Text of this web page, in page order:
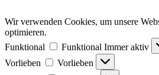
Wir verwenden Cookies, um unsere
optimieren.
Funktional
Funktional Immer aktiv
Vorlieben
Vorlieben